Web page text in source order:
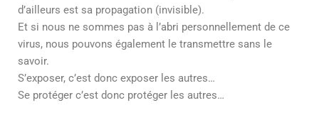
d’ailleurs est sa propagation (invisible).
Et si nous ne sommes pas à l’abri personnellement de ce
virus, nous pouvons également le transmettre sans le
savoir.
S’exposer, c’est donc exposer les autres…
Se protéger c’est donc protéger les autres…